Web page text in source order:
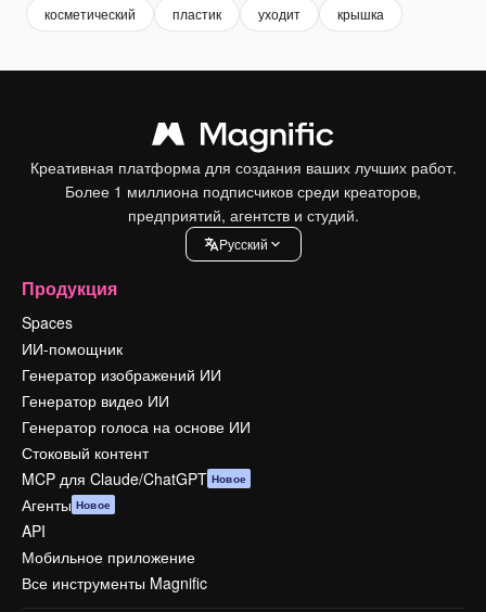
косметический пластик уходит крышка
Креативная платформа для создания ваших лучших работ.
Более 1 миллиона подписчиков среди креаторов,
предприятий, агентств и студий.
Pусский
Продукция
Spaces
ИИ-помощник
Генератор изображений ИИ
Генератор видео ИИ
Генератор голоса на основе ИИ
Стоковый контент
MCP для Claude/ChatGPT Новое
Агенты Новое
API
Мобильное приложение
Все инструменты Magnific